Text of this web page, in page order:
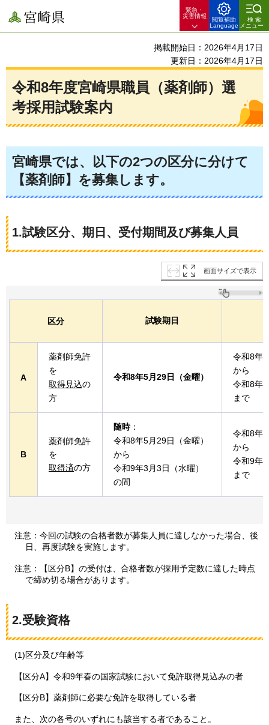
宮崎県
緊急・
災害情報
閲覧補助
Language
検索
メニュー
掲載開始日：2026年4月17日
更新日：2026年4月17日
令和8年度宮崎県職員（薬剤師）選
考採用試験案内
宮崎県では、以下の2つの区分に分けて
【薬剤師】を募集します。
1.試験区分、期日、受付期間及び募集人員
画面サイズで表示
区分 試験期日
A
薬剤師免許
を
取得見込の
方
令和8年5月29日（金曜）
令和8年
から
令和8年
まで
B
薬剤師免許
を
取得済の方
随時：
令和8年5月29日（金曜）
から
令和9年3月3日（水曜）
の間
令和8年
から
令和9年
まで
注意：今回の試験の合格者数が募集人員に達しなかった場合、後
日、再度試験を実施します。
注意：【区分B】の受付は、合格者数が採用予定数に達した時点
で締め切る場合があります。
2.受験資格
(1)区分及び年齢等
【区分A】令和9年春の国家試験において免許取得見込みの者
【区分B】薬剤師に必要な免許を取得している者
また、次の各号のいずれにも該当する者であること。